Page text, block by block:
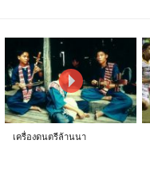
เครื่องดนตรีล้านนา